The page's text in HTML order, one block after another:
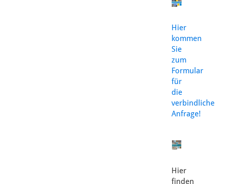
Hier
kommen
Sie
zum
Formular
für
die
verbindliche
Anfrage!
Hier
finden